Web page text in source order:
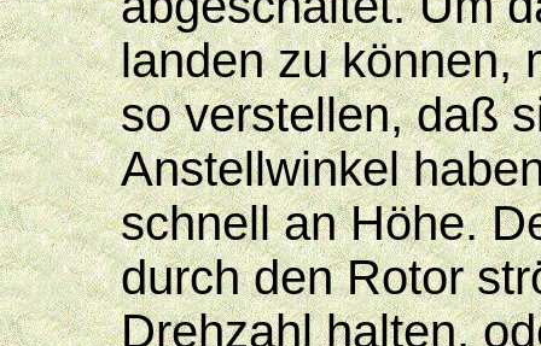
landen zu können,
so verstellen, daß
Anstellwinkel
schnell an Höhe.
durch den Rotor
Drehzahl halten,